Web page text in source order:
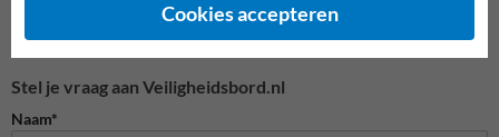
Stel je vraag aan Veiligheidsbord.nl
Naam*
Cookies accepteren